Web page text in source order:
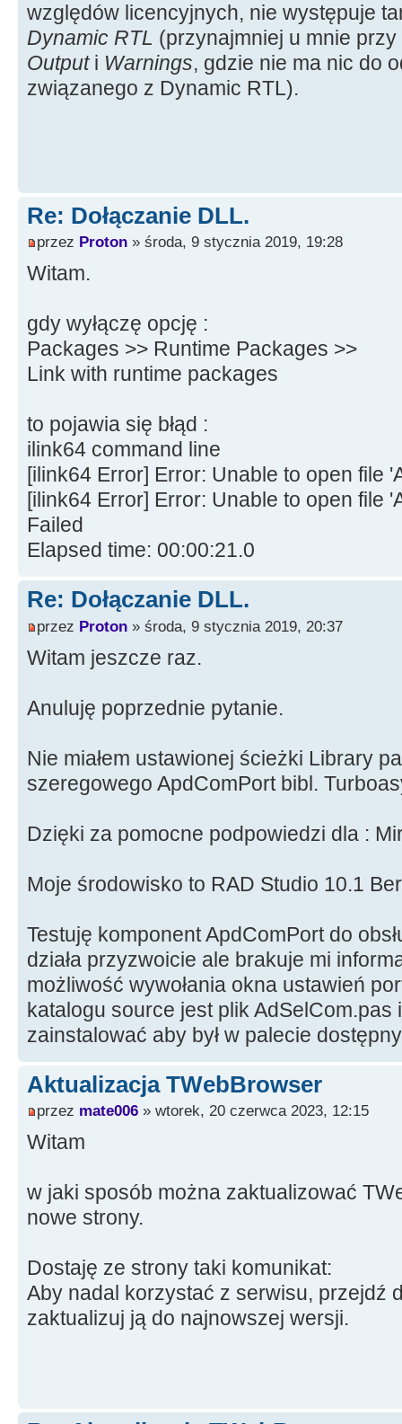
względów licencyjnych, nie występuje
Dynamic RTL (przynajmniej u mnie
Outputi Warnings, gdzie nie ma nic do
związanego z Dynamic RTL).
Re: Dołączanie DLL.
przez Proton » środa, 9 stycznia 2019, 19:28
Witam.
gdy wyłączę opcję :
Packages >> Runtime Packages >>
Link with runtime packages
to pojawia się błąd :
ilink64 command line
[ilink64 Error] Error: Unable to open file
[ilink64 Error] Error: Unable to open file
Failed
Elapsed time: 00:00:21.0
Re: Dołączanie DLL.
przez Proton » środa, 9 stycznia 2019, 20:37
Witam jeszcze raz.
Anuluję poprzednie pytanie.
Nie miałem ustawionej ścieżki Library
szeregowego ApdComPort bibl.
Dzięki za pomocne podpowiedzi dla :
Moje środowisko to RAD Studio 10.1
Testuję komponent ApdComPort do
działa przyzwoicie ale brakuje mi
możliwość wywołania okna ustawień
katalogu source jest plik AdSelCom.pas
zainstalować aby był w palecie
Aktualizacja TWebBrowser
przez mate006 » wtorek, 20 czerwca 2023, 12:15
Witam
w jaki sposób można zaktualizować
nowe strony.
Dostaję ze strony taki komunikat:
Aby nadal korzystać z serwisu, przejdź
zaktualizuj ją do najnowszej wersji.